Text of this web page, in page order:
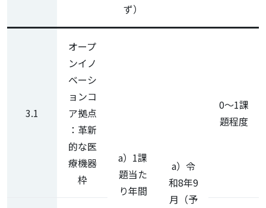
ず）
3.1
オープ
ンイノ
ベーシ
ョンコ
ア拠点
：革新
的な医
療機器
枠
a）1課
題当た
り年間
a）令
和8年9
月（予
0～1課
題程度